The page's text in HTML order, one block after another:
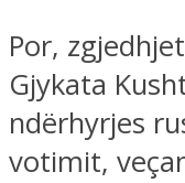
Por,
Gjykata
ndërhyrjes
votimit,